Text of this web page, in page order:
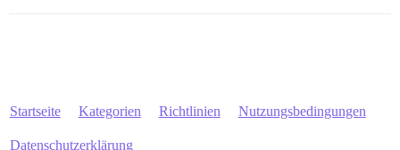
Startseite Kategorien Richtlinien Nutzungsbedingungen
Datenschutzerklärung